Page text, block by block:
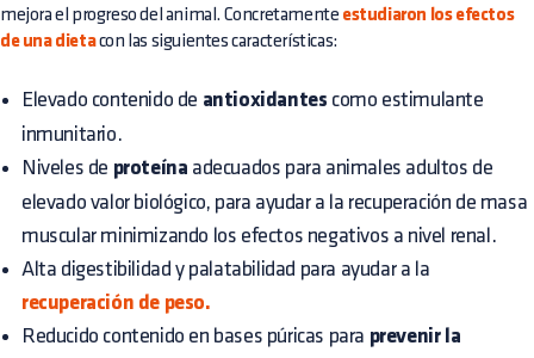
mejora el progreso del animal. Concretamente estudiaron los efectos
de una dietacon las siguientes características:
Elevado contenido de antioxidantes como estimulante
inmunitario.
Niveles de proteína adecuados para animales adultos de
elevado valor biológico, para ayudar a la recuperación de masa
muscular minimizando los efectos negativos a nivel renal.
Alta digestibilidad y palatabilidad para ayudar a la
recuperación de peso.
Reducido contenido en bases púricas para prevenir la